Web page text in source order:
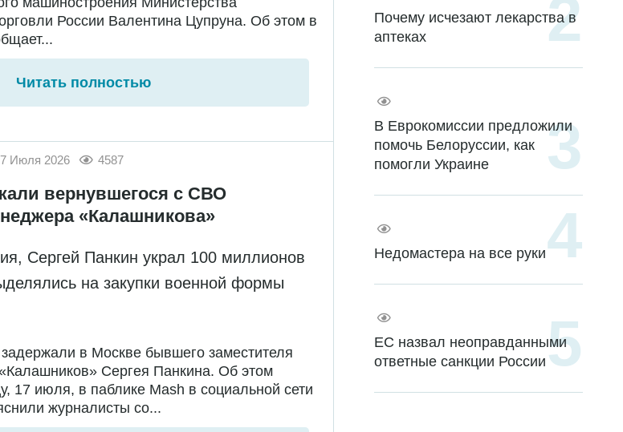
России Валентина Цупруна. Об этом в
Читать полностью
Июля 2026 4587
вернувшегося с СВО
«Калашникова»
Сергей Панкин украл 100 миллионов
на закупки военной формы
в Москве бывшего заместителя
Сергея Панкина. Об этом
17 июля, в паблике Mash в социальной сети
журналисты со...
Почему исчезают лекарства в
аптеках
В Еврокомиссии предложили
помочь Белоруссии, как
помогли Украине
Недомастера на все руки
ЕС назвал неоправданными
ответные санкции России